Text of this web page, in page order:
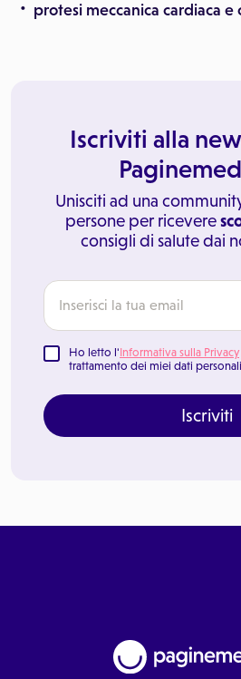
protesi meccanica cardiaca e
Iscriviti alla
Unisciti ad una
persone per ricevere
consigli di salute dai
Ho letto l'Informativa sulla Privacy
trattamento dei miei dati personali
Iscriviti